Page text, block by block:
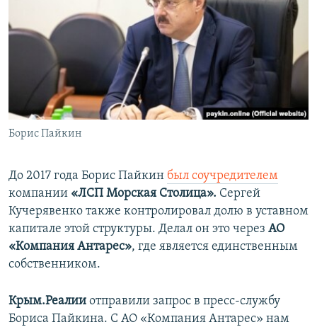
Борис Пайкин
До 2017 года Борис Пайкин был соучредителем
компании «ЛСП Морская Столица». Сергей
Кучерявенко также контролировал долю в уставном
капитале этой структуры. Делал он это через АО
«Компания Антарес», где является единственным
собственником.
Крым.Реалии отправили запрос в пресс-службу
Бориса Пайкина. С АО «Компания Антарес» нам